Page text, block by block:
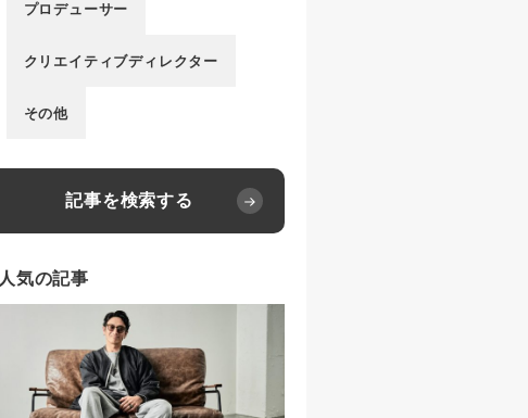
プロデューサー
クリエイティブディレクター
その他
記事を検索する
人気の記事